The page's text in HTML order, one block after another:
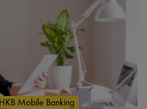
Mobile Banking